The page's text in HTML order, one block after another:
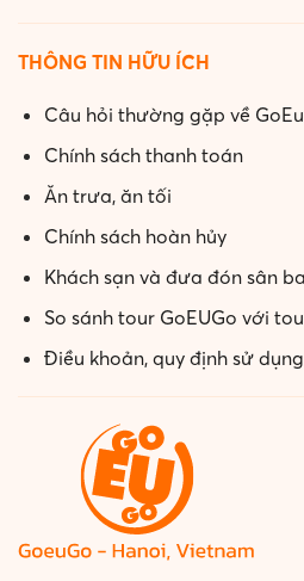
THÔNG TIN HỮU ÍCH
Câu hỏi thường gặp về
Chính sách thanh toán
Ăn trưa, ăn tối
Chính sách hoàn hủy
Khách sạn và đưa đón sân
So sánh tour GoEUGo với
Điều khoản, quy định sử